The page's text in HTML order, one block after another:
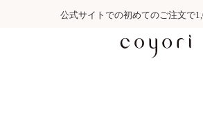
公式サイトでの初めてのご注文で